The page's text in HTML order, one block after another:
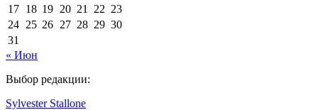
17 18 19 20 21 22 23
24 25 26 27 28 29 30
31
« Июн
Выбор редакции:
Sylvester Stallone